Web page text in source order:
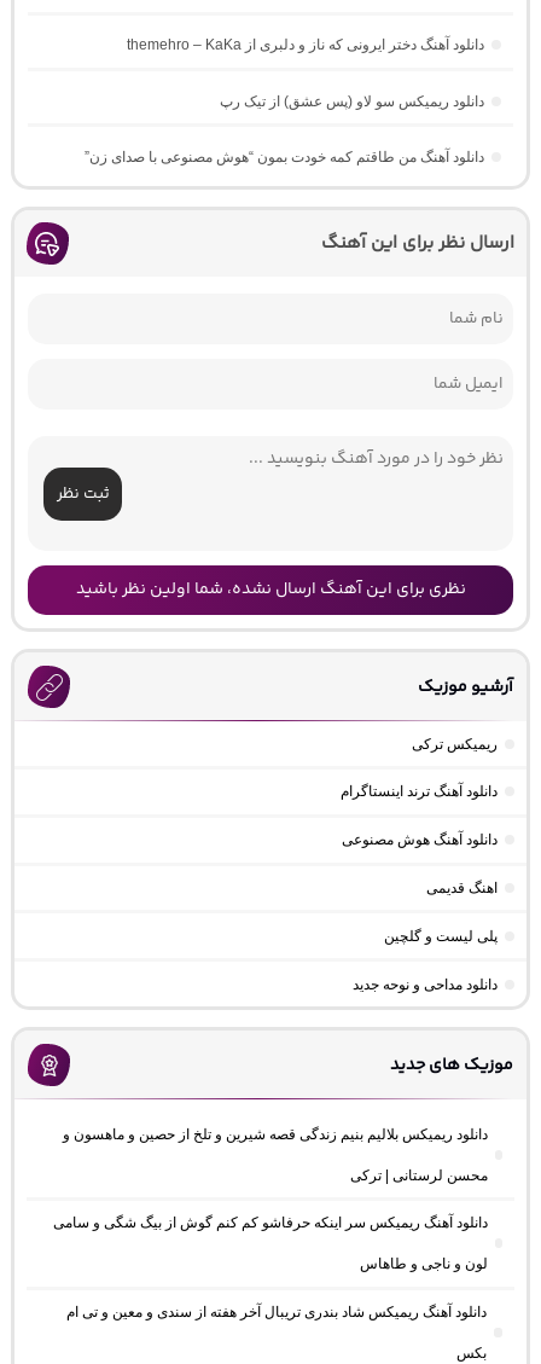
دانلود آهنگ دختر ایرونی که ناز و دلبری از themehro – KaKa
دانلود ریمیکس سو لاو (پس عشق) از تیک رپ
دانلود آهنگ من طاقتم کمه خودت بمون “هوش مصنوعی با صدای زن”
ارسال نظر برای این آهنگ
ثبت نظر
نظری برای این آهنگ ارسال نشده، شما اولین نظر باشید
آرشیو موزیک
ریمیکس ترکی
دانلود آهنگ ترند اینستاگرام
دانلود آهنگ هوش مصنوعی
اهنگ قدیمی
پلی لیست و گلچین
دانلود مداحی و نوحه جدید
موزیک های جدید
دانلود ریمیکس بلالیم بنیم زندگی قصه شیرین و تلخ از حصین و ماهسون و
محسن لرستانی | ترکی
دانلود آهنگ ریمیکس سر اینکه حرفاشو کم کنم گوش از بیگ شگی و سامی
لون و ناجی و طاهاس
دانلود آهنگ ریمیکس شاد بندری تریبال آخر هفته از سندی و معین و تی ام
بکس